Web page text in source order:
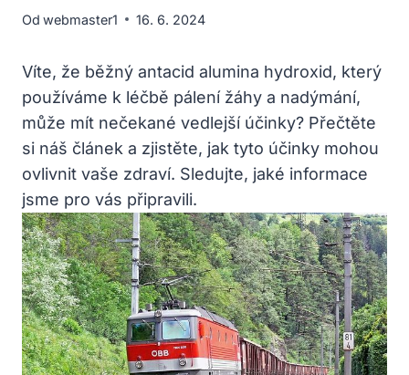
Od webmaster1 16. 6. 2024
Víte, že běžný antacid alumina hydroxid, který
používáme k léčbě pálení žáhy a nadýmání,
může mít nečekané vedlejší účinky? Přečtěte
si náš článek a zjistěte, jak tyto účinky mohou
ovlivnit vaše zdraví. Sledujte, jaké informace
jsme pro vás připravili.